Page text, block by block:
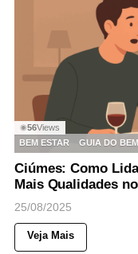
◉56Views
BEM ESTAR
GUIA DO
Ciúmes: Como
Mais Qualidades
25/08/2025
Veja Mais